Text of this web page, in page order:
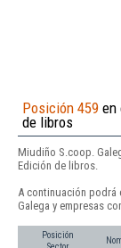
Posición 459 en
de libros
Miudiño S.coop.
Edición de libros.
A continuación podrá
Galega y empresas
Posición